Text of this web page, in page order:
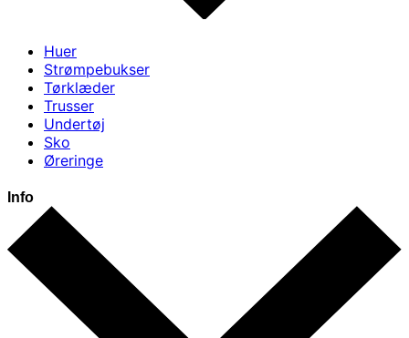
Huer
Strømpebukser
Tørklæder
Trusser
Undertøj
Sko
Øreringe
Info